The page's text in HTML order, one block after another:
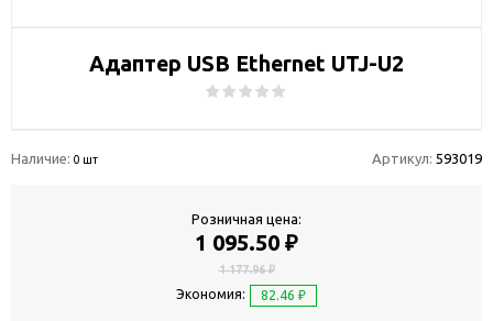
Адаптер USB Ethernet UTJ-U2
Наличие: 0 шт Артикул: 593019
Розничная цена:
1 095.50 ₽
1 177.96 ₽
Экономия: 82.46 ₽